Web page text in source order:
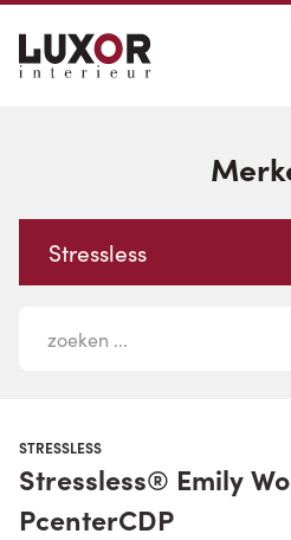
Stressless
STRESSLESS
Stressless® Emily
PcenterCDP